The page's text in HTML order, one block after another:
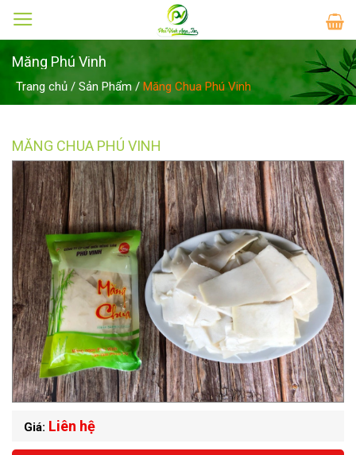
Skip
Măng Phú Vinh
Trang chủ / Sản Phẩm/ Măng Chua Phú Vinh
MĂNG CHUA PHÚ VINH
Giá: Liên hệ